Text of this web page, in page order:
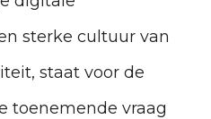
sterke cultuur van
staat voor de
toenemende vraag